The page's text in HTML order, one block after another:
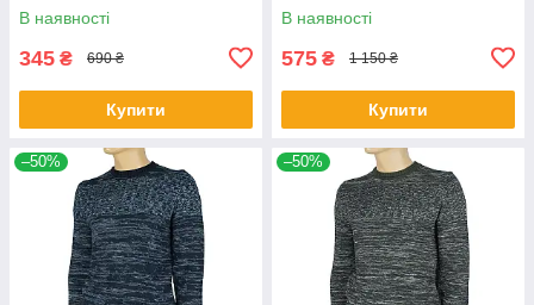
В наявності
345 ₴ 690 ₴
Купити
В наявності
575 ₴ 1 150 ₴
Купити
–50% –50%